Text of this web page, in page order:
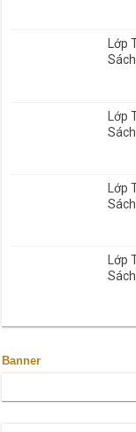
Lớp
Lớp
Lớp
Lớp
Banner